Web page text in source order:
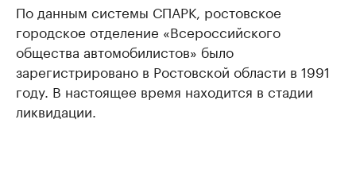
По данным системы СПАРК, ростовское
городское отделение «Всероссийского
общества автомобилистов» было
зарегистрировано в Ростовской области в 1991
году. В настоящее время находится в стадии
ликвидации.